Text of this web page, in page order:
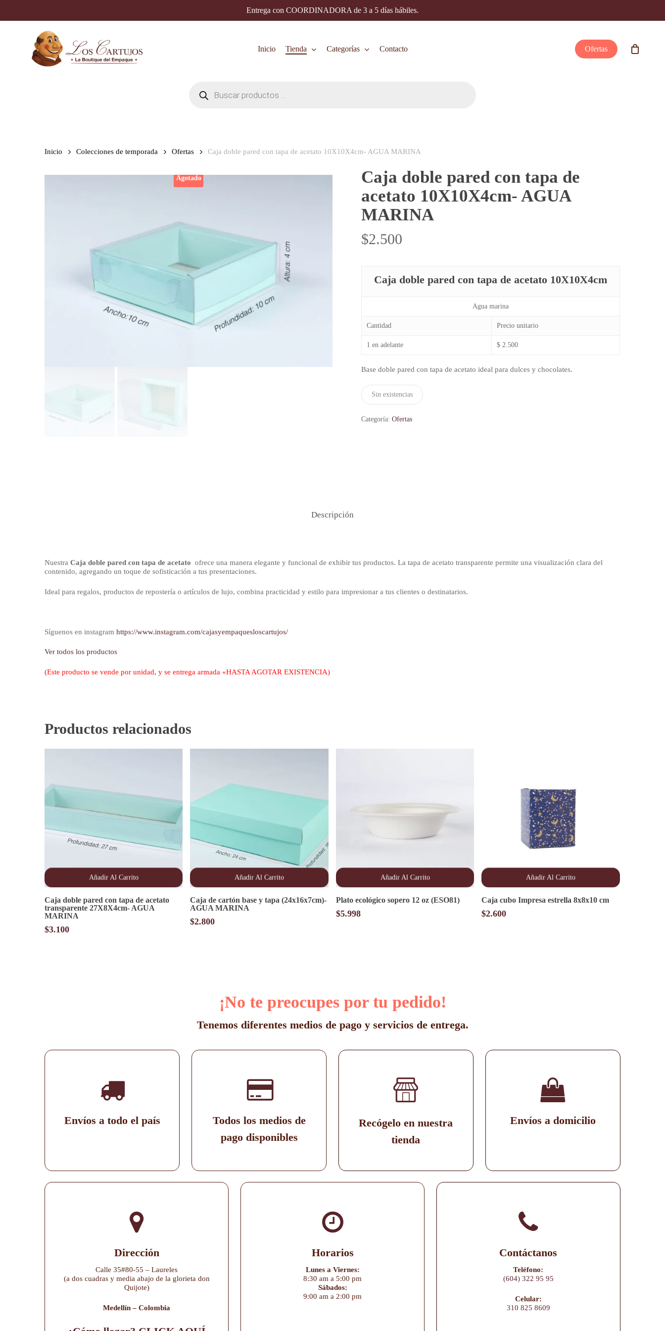
main
Entrega con COORDINADORA de 3 a 5 días hábiles.
Inicio Tienda Categorías Contacto Ofertas
productos
Inicio Colecciones de temporada Ofertas Caja doble pared con tapa de acetato 10X10X4cm- AGUA MARINA
Agotado
Caja doble pared con tapa de
acetato 10X10X4cm- AGUA
MARINA
$2.500
Caja doble pared con tapa de acetato 10X10X4cm
Agua marina
Cantidad Precio unitario
1 en adelante $ 2.500
Base doble pared con tapa de acetato ideal para dulces y chocolates.
Sin existencias
Categoría:Ofertas
Descripción
Nuestra Caja doble pared con tapa de acetato ofrece una manera elegante y funcional de exhibir tus productos. La tapa de acetato transparente permite una visualización clara del
contenido, agregando un toque de sofisticación a tus presentaciones.
Ideal para regalos, productos de repostería o artículos de lujo, combina practicidad y estilo para impresionar a tus clientes o destinatarios.
Síguenos en instagram https://www.instagram.com/cajasyempaquesloscartujos/
Ver todos los productos
(Este producto se vende por unidad, y se entrega armada «HASTA AGOTAR EXISTENCIA)
Productos relacionados
Añadir Al Carrito
Caja doble pared con tapa de acetato
transparente 27X8X4cm- AGUA
MARINA
$3.100
Añadir Al Carrito
Caja de cartón base y tapa (24x16x7cm)-
AGUA MARINA
$2.800
Añadir Al Carrito
Plato ecológico sopero 12 oz (ESO81)
$5.998
Añadir Al Carrito
Caja cubo Impresa estrella 8x8x10 cm
$2.600
¡No te preocupes por tu pedido!
Tenemos diferentes medios de pago y servicios de entrega.
Envíos a todo el país
Todos los medios de
pago disponibles
Recógelo en nuestra
tienda
Envíos a domicilio
Dirección
Calle 35#80-55 – Laureles
(a dos cuadras y media abajo de la glorieta don
Quijote)
Medellín – Colombia
Horarios
Lunes a Viernes:
8:30 am a 5:00 pm
Sábados:
9:00 am a 2:00 pm
Contáctanos
Teléfono:
(604) 322 95 95
Celular:
310 825 8609